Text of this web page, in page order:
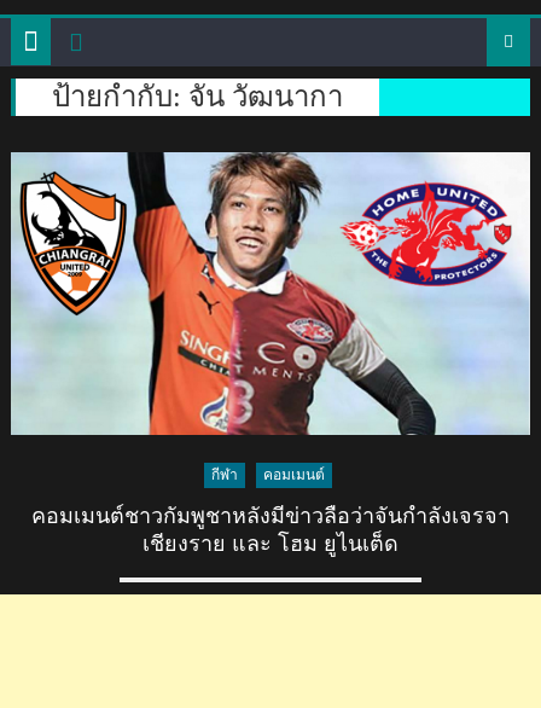
ป้ายกำกับ: จัน วัฒนากา
กีฬา คอมเมนต์
คอมเมนต์ชาวกัมพูชาหลังมีข่าวลือว่าจันกำลังเจรจา
เชียงราย และ โฮม ยูไนเต็ด